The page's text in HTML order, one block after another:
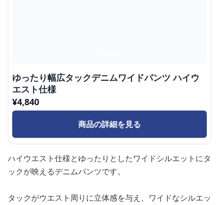
ゆったり幅広タックデニムワイドパンツ ハイウ
エスト仕様
¥4,840
商品の詳細を見る
ハイウエスト仕様とゆったりとしたワイドシルエットにタ
ックが映えるデニムパンツです。
タックがウエスト周りに立体感を与え、ワイドなシルエッ